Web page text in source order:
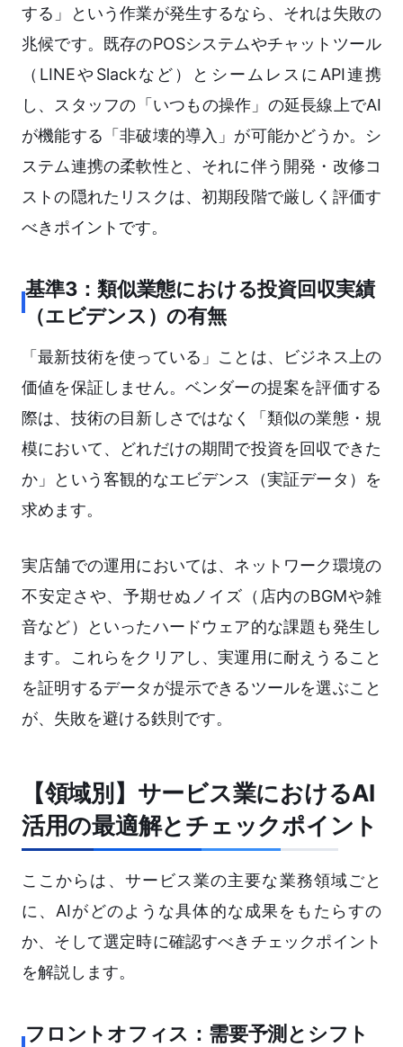
する」という作業が発生するなら、それは失敗の
兆候です。既存のPOSシステムやチャットツール
（LINEやSlackなど）とシームレスにAPI連携
し、スタッフの「いつもの操作」の延長線上でAI
が機能する「非破壊的導入」が可能かどうか。シ
ステム連携の柔軟性と、それに伴う開発・改修コ
ストの隠れたリスクは、初期段階で厳しく評価す
べきポイントです。
基準3：類似業態における投資回収実績
（エビデンス）の有無
「最新技術を使っている」ことは、ビジネス上の
価値を保証しません。ベンダーの提案を評価する
際は、技術の目新しさではなく「類似の業態・規
模において、どれだけの期間で投資を回収できた
か」という客観的なエビデンス（実証データ）を
求めます。
実店舗での運用においては、ネットワーク環境の
不安定さや、予期せぬノイズ（店内のBGMや雑
音など）といったハードウェア的な課題も発生し
ます。これらをクリアし、実運用に耐えうること
を証明するデータが提示できるツールを選ぶこと
が、失敗を避ける鉄則です。
【領域別】サービス業におけるAI
活用の最適解とチェックポイント
ここからは、サービス業の主要な業務領域ごと
に、AIがどのような具体的な成果をもたらすの
か、そして選定時に確認すべきチェックポイント
を解説します。
フロントオフィス：需要予測とシフト